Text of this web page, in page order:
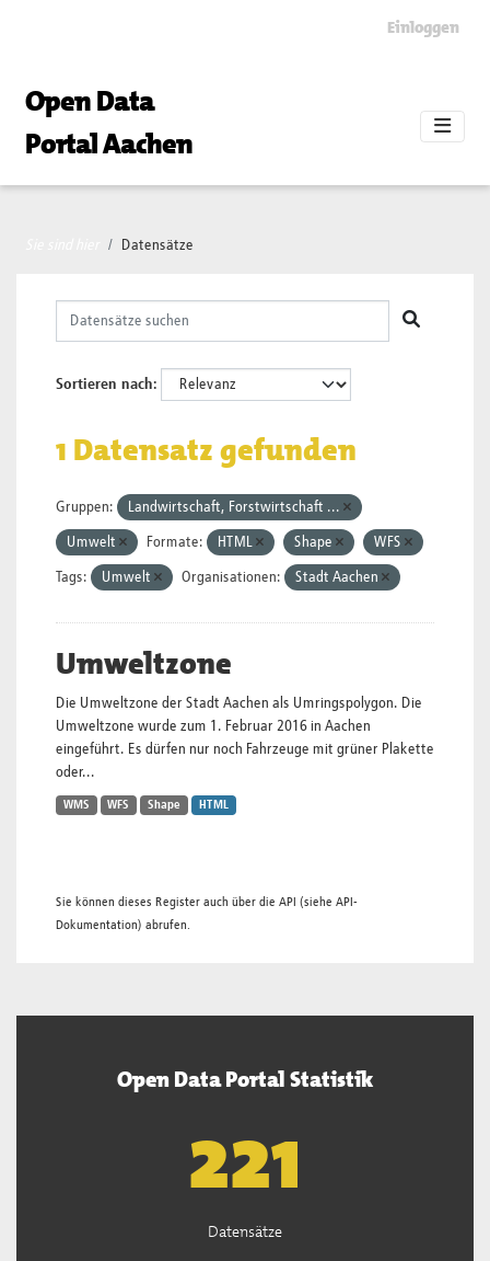
Einloggen
Open Data
Portal Aachen
Datensätze
Sortieren nach
1 Datensatz gefunden
Gruppen: Landwirtschaft, Forstwirtschaft ...
Umwelt Formate: HTML Shape WFS
Tags: Umwelt Organisationen: Stadt Aachen
Umweltzone
Die Umweltzone der Stadt Aachen als Umringspolygon. Die
Umweltzone wurde zum 1. Februar 2016 in Aachen
eingeführt. Es dürfen nur noch Fahrzeuge mit grüner Plakette
oder...
WMS WFS Shape HTML
Sie können dieses Register auch über die API (siehe API-
Dokumentation) abrufen.
Open Data Portal Statistik
222
Datensätze